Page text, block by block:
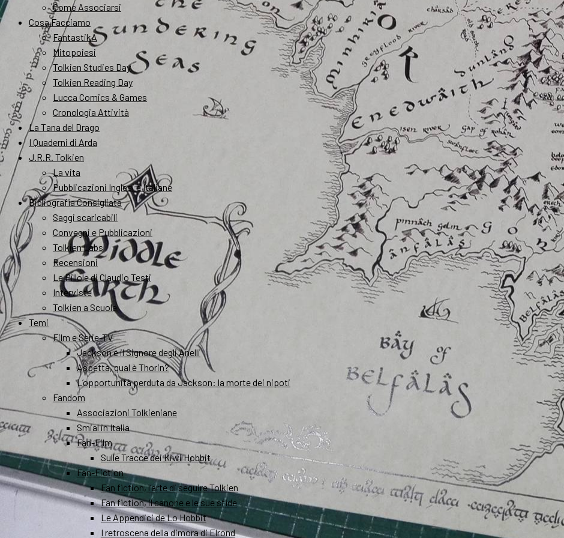
Come Associarsi
Cosa Facciamo
FantastikA
Mitopoiesi
Tolkien Studies Day
Tolkien Reading Day
Lucca Comics & Games
Cronologia Attività
La Tana del Drago
I Quaderni di Arda
J.R.R. Tolkien
La vita
Pubblicazioni Inglesi e Italiane
Bibliografia Consigliata
Saggi scaricabili
Convegni e Pubblicazioni
Tolkien Labs
Recensioni
Le Pillole di Claudio Testi
Interviste
Tolkien a Scuola
Temi
Film e Serie-TV
Jackson e il Signore degli Anelli
Aspetta, qual è Thorin?
L’opportunità perduta da Jackson: la morte dei nipoti
Fandom
Associazioni Tolkieniane
Smial in Italia
Fan-Film
Sulle Tracce dei Kiwi Hobbit
Fan-Fiction
Fan fiction, l’arte di seguire Tolkien
Fan fiction, il canone e le sue sfide
Le Appendici de Lo Hobbit
I retroscena della dimora di Elrond